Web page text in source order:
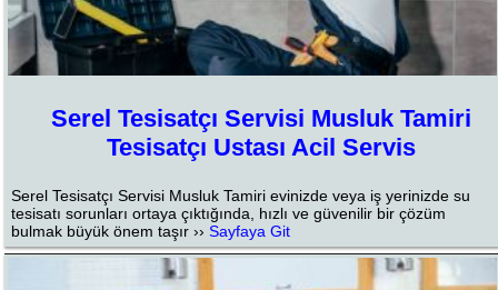
Serel Tesisatçı Servisi Musluk Tamiri
Tesisatçı Ustası Acil Servis
Serel Tesisatçı Servisi Musluk Tamiri evinizde veya iş yerinizde su
tesisatı sorunları ortaya çıktığında, hızlı ve güvenilir bir çözüm
bulmak büyük önem taşır ››Sayfaya Git